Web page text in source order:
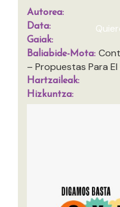
Autorea:
Data:
Gaiak:
Baliabide-Mota:
– Propuestas Para
Hartzaileak:
Hizkuntza: